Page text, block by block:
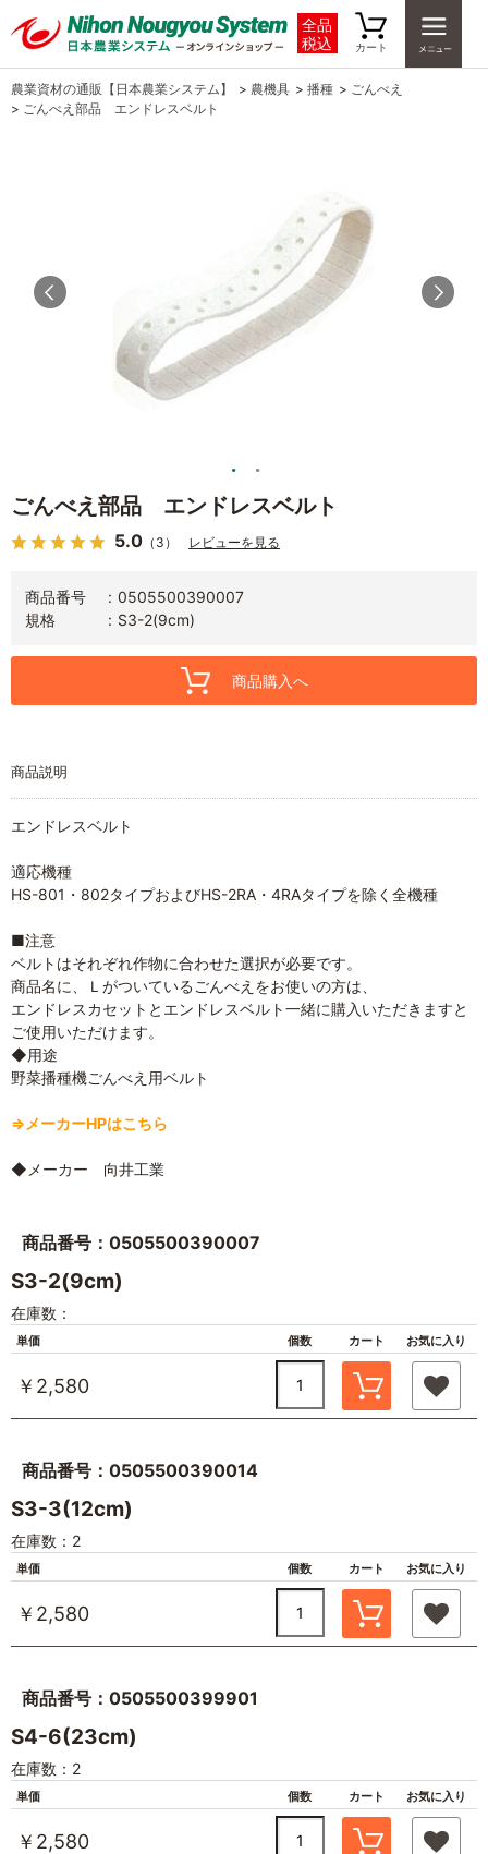
全品
税込
カート
農業資材の通販【日本農業システム】 > 農機具 > 播種 > ごんべえ
> ごんべえ部品 エンドレスベルト
ごんべえ部品 エンドレスベルト
5.0 （3） レビューを見る
商品番号
0505500390007
規格
S3-2(9cm)
商品購入へ
商品説明
エンドレスベルト
適応機種
HS-801・802タイプおよびHS-2RA・4RAタイプを除く全機種
■注意
ベルトはそれぞれ作物に合わせた選択が必要です。
商品名に、Ｌがついているごんべえをお使いの方は、
エンドレスカセットとエンドレスベルト一緒に購入いただきますと
ご使用いただけます。
◆用途
野菜播種機ごんべえ用ベルト
⇒メーカーHPはこちら
◆メーカー 向井工業
商品番号：0505500390007
S3-2(9cm)
在庫数：
単価 個数 カート お気に入り
￥2,580
商品番号：0505500390014
S3-3(12cm)
在庫数：2
単価 個数 カート お気に入り
￥2,580
商品番号：0505500399901
S4-6(23cm)
在庫数：2
単価 個数 カート お気に入り
￥2,580